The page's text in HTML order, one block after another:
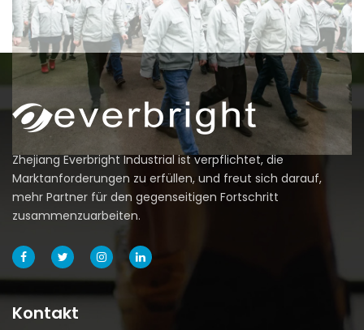
Morgenversammlung
Zhejiang Everbright Industrial ist verpflichtet, die
Marktanforderungen zu erfüllen, und freut sich darauf,
mehr Partner für den gegenseitigen Fortschritt
zusammenzuarbeiten.
Kontakt